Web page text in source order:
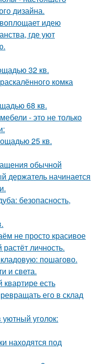
дизайна.
идею
где уют
32 кв.
комка
68 кв.
- это не только
25 кв.
обычной
держатель начинается
безопасность,
не просто красивое
личность.
пошагово.
и света.
есть
его в склад
уголок:
находятся под